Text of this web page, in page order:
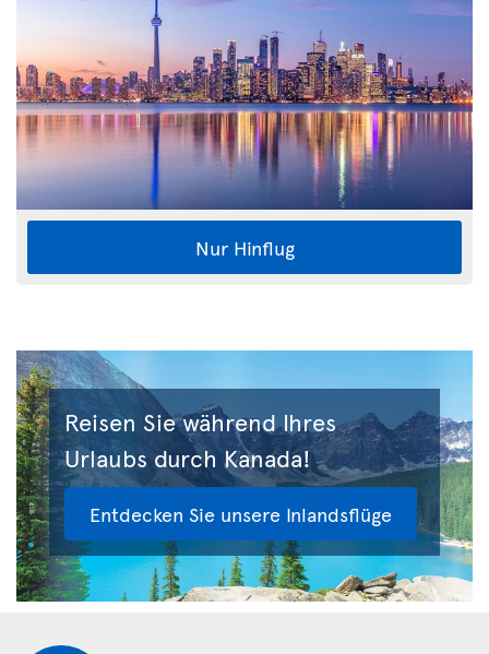
Nur Hinflug
Reisen Sie während Ihres
Urlaubs durch Kanada!
Entdecken Sie unsere Inlandsflüge